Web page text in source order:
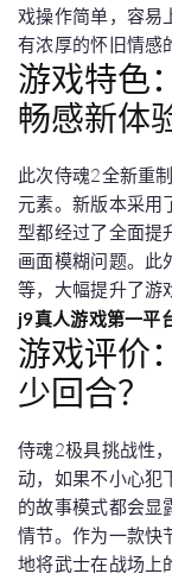
戏操作简单，容易
有浓厚的怀旧情感
游戏特色
畅感新体
此次侍魂2全新重
元素。新版本采用
型都经过了全面提
画面模糊问题。此
等，大幅提升了游
j9真人游戏第一平
游戏评价
少回合？
侍魂2极具挑战性
动，如果不小心犯
的故事模式都会显
情节。作为一款快
地将武士在战场上